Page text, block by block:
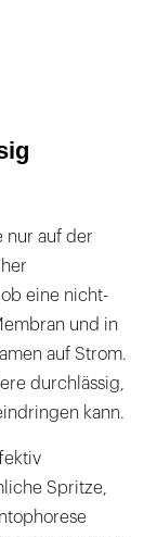
nur auf der
eine nicht-
und in
auf Strom.
durchlässig,
kann.
Spritze,